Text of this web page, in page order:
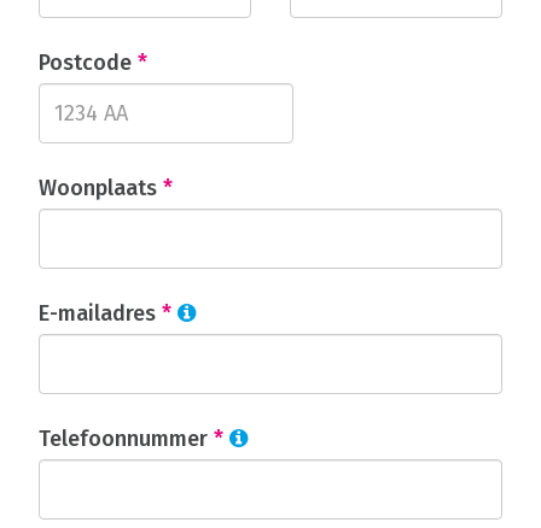
Postcode *
Woonplaats *
E-mailadres *
Telefoonnummer *